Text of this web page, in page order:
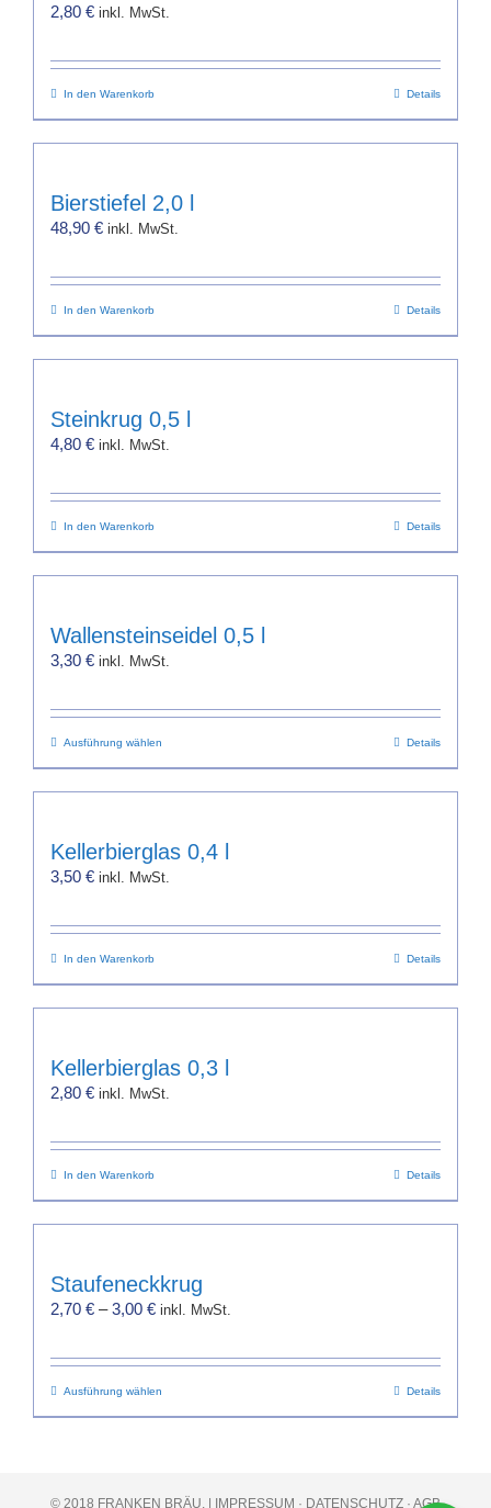
2,80 € inkl. MwSt.
In den Warenkorb Details
Bierstiefel 2,0 l
48,90 € inkl. MwSt.
In den Warenkorb Details
Steinkrug 0,5 l
4,80 € inkl. MwSt.
In den Warenkorb Details
Wallensteinseidel 0,5 l
3,30 € inkl. MwSt.
Ausführung wählen
Produkt
weist
Varianten
auf.
können
der
Produktseite
werden
Details
Kellerbierglas 0,4 l
3,50 € inkl. MwSt.
In den Warenkorb Details
Kellerbierglas 0,3 l
2,80 € inkl. MwSt.
In den Warenkorb Details
Staufeneckkrug
2,70 € –3,00 € inkl. MwSt.
Ausführung wählen
Produkt
Details
© 2018 FRANKEN BRÄU. | IMPRESSUM · DATENSCHUTZ · AGB